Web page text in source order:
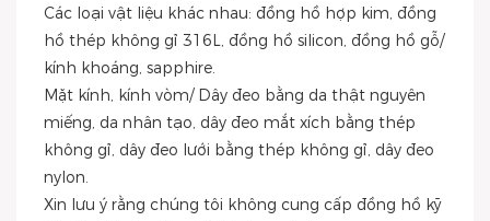
Các loại vật liệu khác nhau: đồng hồ hợp kim, đồng
hồ thép không gỉ 316L, đồng hồ silicon, đồng hồ gỗ/
kính khoáng, sapphire.
Mặt kính, kính vòm/ Dây đeo bằng da thật nguyên
miếng, da nhân tạo, dây đeo mắt xích bằng thép
không gỉ, dây đeo lưới bằng thép không gỉ, dây đeo
nylon.
Xin lưu ý rằng chúng tôi không cung cấp đồng hồ kỹ